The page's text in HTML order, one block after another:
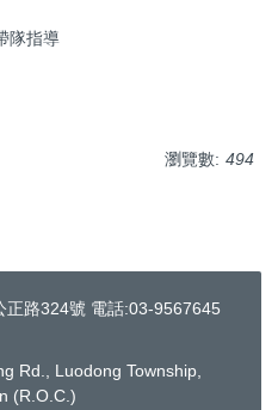
隊指導
瀏覽數: 494
路324號 電話:03-9567645
Rd., Luodong Township,
(R.O.C.)